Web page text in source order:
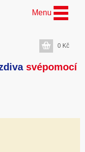
svépomocí
Menu
0 Kč